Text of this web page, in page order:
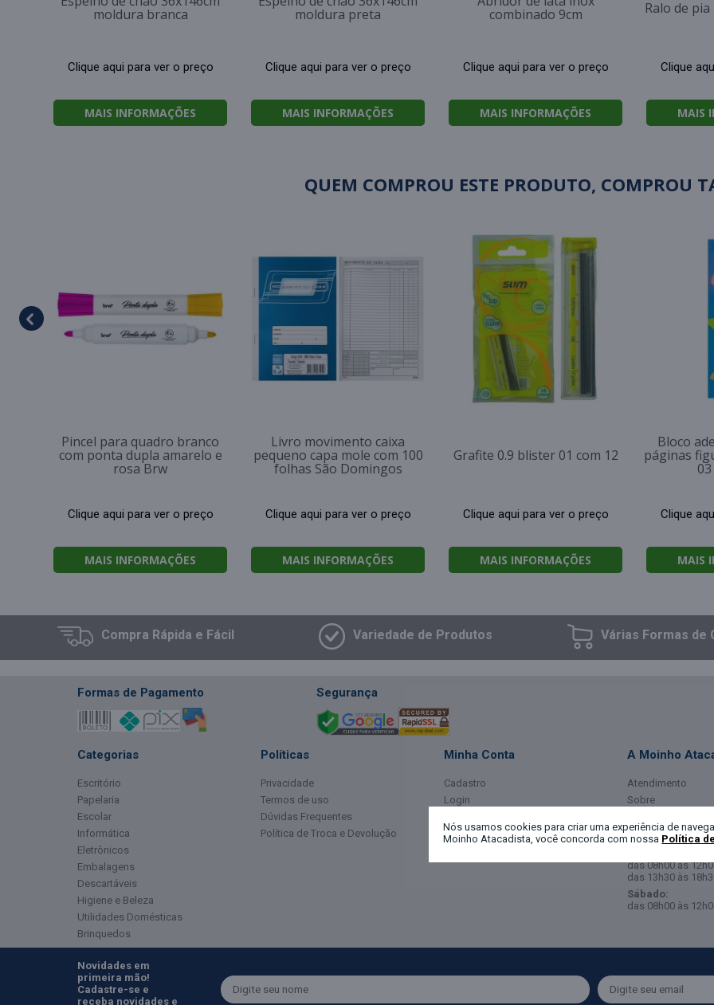
moldura branca
Clique aqui para ver o preço
MAIS INFORMAÇÕES
moldura preta
Clique aqui para ver o preço
MAIS INFORMAÇÕES
combinado 9cm
Clique aqui para ver o preço
MAIS INFORMAÇÕES
Ralo de
Clique
MAIS
QUEM COMPROU ESTE PRODUTO, COMPROU
Pincel para quadro branco
com ponta dupla amarelo e
rosa Brw
Clique aqui para ver o preço
MAIS INFORMAÇÕES
Livro movimento caixa
pequeno capa mole com 100
folhas São Domingos
Clique aqui para ver o preço
MAIS INFORMAÇÕES
Grafite 0.9 blister 01 com 12
Clique aqui para ver o preço
MAIS INFORMAÇÕES
Bloco
páginas
Clique
MAIS
Compra Rápida e Fácil Variedade de Produtos Várias Formas de
Nós usamos cookies para criar uma experiência de
Moinho Atacadista, você concorda com nossa Política
Formas de Pagamento Segurança
Categorias
Escritório
Papelaria
Escolar
Informática
Eletrônicos
Embalagens
Descartáveis
Higiene e Beleza
Utilidades Domésticas
Brinquedos
Políticas
Privacidade
Termos de uso
Dúvidas Frequentes
Política de Troca e Devolução
Minha Conta
Cadastro
Login
Meus Pedidos
A Moinho
Atendimento
Sobre
Horário de
das 08h00 às
das 13h30 às
Sábado:
das 08h00 às
Novidades em
primeira mão!
Cadastre-se e
receba novidades e